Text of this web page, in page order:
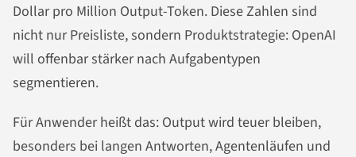
Dollar pro Million Output-Token. Diese Zahlen sind
nicht nur Preisliste, sondern Produktstrategie: OpenAI
will offenbar stärker nach Aufgabentypen
segmentieren.
Für Anwender heißt das: Output wird teuer bleiben,
besonders bei langen Antworten, Agentenläufen und